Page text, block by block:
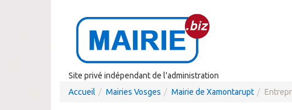
Site privé indépendant de l'administration
Accueil
Mairies Vosges Mairie de Xamontarupt